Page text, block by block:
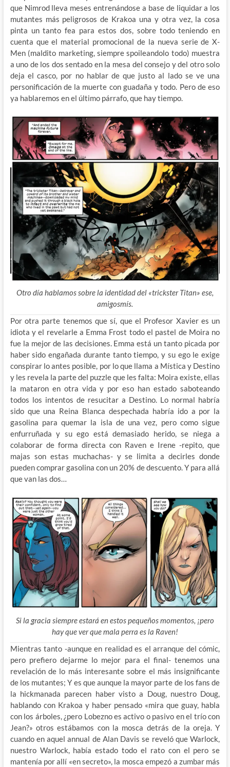
que Nimrod lleva meses entrenándose a base de liquidar a los
mutantes más peligrosos de Krakoa una y otra vez, la cosa
pinta un tanto fea para estos dos, sobre todo teniendo en
cuenta que el material promocional de la nueva serie de X-
Men (maldito marketing, siempre spoileandolo todo) muestra
a uno de los dos sentado en la mesa del consejo y del otro solo
deja el casco, por no hablar de que justo al lado se ve una
personificación de la muerte con guadaña y todo. Pero de eso
ya hablaremos en el último párrafo, que hay tiempo.
Otro día hablamos sobre la identidad del «trickster Titan» ese,
amigosmís.
Por otra parte tenemos que sí, que el Profesor Xavier es un
idiota y el revelarle a Emma Frost todo el pastel de Moira no
fue la mejor de las decisiones. Emma está un tanto picada por
haber sido engañada durante tanto tiempo, y su ego le exige
conspirar lo antes posible, por lo que llama a Mística y Destino
y les revela la parte del puzzle que les falta: Moira existe, ellas
la mataron en otra vida y por eso han estado saboteando
todos los intentos de resucitar a Destino. Lo normal habría
sido que una Reina Blanca despechada habría ido a por la
gasolina para quemar la isla de una vez, pero como sigue
enfurruñada y su ego está demasiado herido, se niega a
colaborar de forma directa con Raven e Irene -repito, que
majas son estas muchachas- y se limita a decirles donde
pueden comprar gasolina con un 20% de descuento. Y para allá
que van las dos…
Si la gracia siempre estará en estos pequeños momentos, ¡pero
hay que ver que mala perra es la Raven!
Mientras tanto -aunque en realidad es el arranque del cómic,
pero prefiero dejarme lo mejor para el final- tenemos una
revelación de lo más interesante sobre el más insignificante
de los mutantes; Y es que aunque la mayor parte de los fans de
la hickmanada parecen haber visto a Doug, nuestro Doug,
hablando con Krakoa y haber pensado «mira que guay, habla
con los árboles, ¿pero Lobezno es activo o pasivo en el trío con
Jean?» otros estábamos con la mosca detrás de la oreja. Y
cuando en aquel annual de Alan Davis se reveló que Warlock,
nuestro Warlock, había estado todo el rato con el pero se
mantenía por allí «en secreto», la mosca empezó a zumbar más